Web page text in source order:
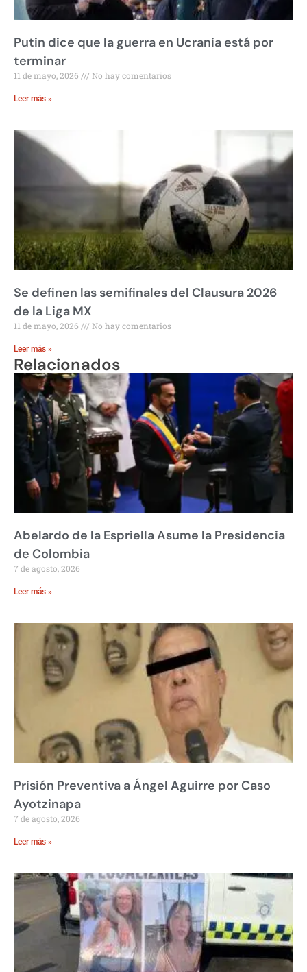
Putin dice que la guerra en Ucrania está por
terminar
11 de mayo, 2026 No hay comentarios
Leer más »
Se definen las semifinales del Clausura 2026
de la Liga MX
11 de mayo, 2026 No hay comentarios
Leer más »
Relacionados
Abelardo de la Espriella Asume la Presidencia
de Colombia
7 de agosto, 2026
Leer más »
Prisión Preventiva a Ángel Aguirre por Caso
Ayotzinapa
7 de agosto, 2026
Leer más »